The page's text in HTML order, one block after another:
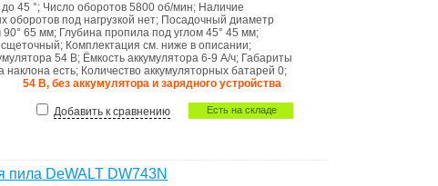
до 45 °; Число оборотов 5800 об/мин; Наличие
оборотов под нагрузкой нет; Посадочный диаметр
90° 65 мм; Глубина пропила под углом 45° 45 мм;
; Комплектация см. ниже в описании;
54 В; Ёмкость аккумулятора 6-9 А/ч; Габариты
наклона есть; Количество аккумуляторных батарей 0;
54 В, без аккумулятора и зарядного устройства
Есть на складе
Добавить к сравнению
пила DeWALT DW743N